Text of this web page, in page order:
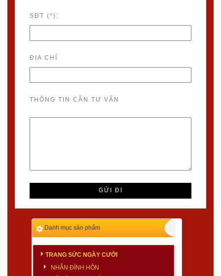
SĐT (*):
ĐỊA CHỈ
THÔNG TIN CẦN TƯ VẤN
Danh mục sản phẩm
TRANG SỨC NGÀY CƯỚI
NHẪN ĐÍNH HÔN